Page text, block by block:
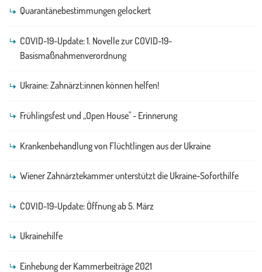
Quarantänebestimmungen gelockert
COVID-19-Update: 1. Novelle zur COVID-19-
Basismaßnahmenverordnung
Ukraine: Zahnärzt:innen können helfen!
Frühlingsfest und „Open House" - Erinnerung
Krankenbehandlung von Flüchtlingen aus der Ukraine
Wiener Zahnärztekammer unterstützt die Ukraine-Soforthilfe
COVID-19-Update: Öffnung ab 5. März
Ukrainehilfe
Einhebung der Kammerbeiträge 2021